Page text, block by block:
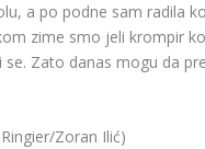
a po podne sam radila
zime smo jeli krompir
Zato danas mogu da
Zoran Ilić)